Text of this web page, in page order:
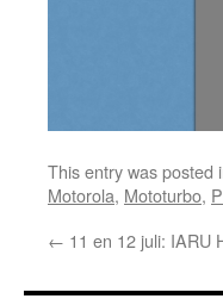
This entry was posted
Motorola, Mototurbo,
← 11 en 12 juli: IARU